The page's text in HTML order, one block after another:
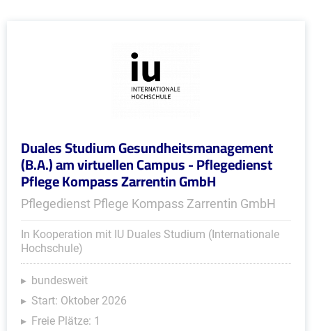
Duales Studium Gesundheitsmanagement
(B.A.) am virtuellen Campus - Pflegedienst
Pflege Kompass Zarrentin GmbH
Pflegedienst Pflege Kompass Zarrentin GmbH
In Kooperation mit IU Duales Studium (Internationale
Hochschule)
bundesweit
Start: Oktober 2026
Freie Plätze: 1